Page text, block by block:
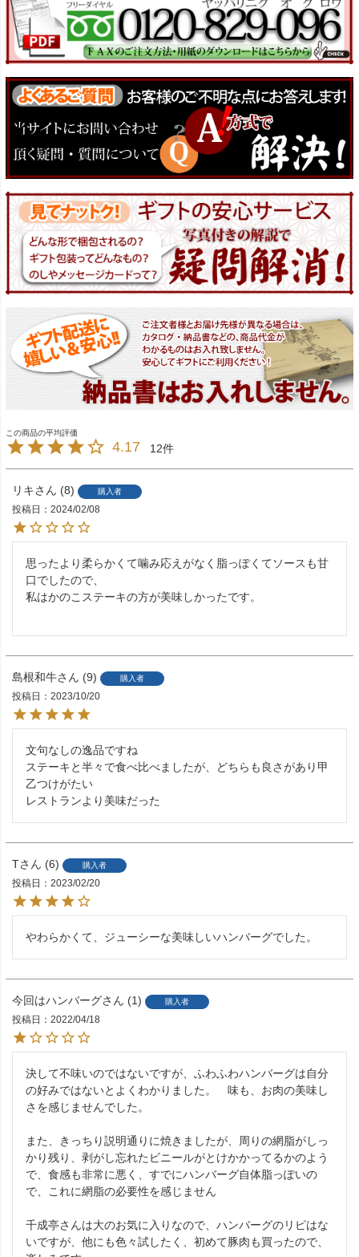
4.17 12
リキ 8 購入者
投稿日 2024/02/08
思ったより柔らかくて噛み応えがなく脂っぽくてソースも甘
口でしたので、
私はかのこステーキの方が美味しかったです。
島根和牛 9 購入者
投稿日 2023/10/20
文句なしの逸品ですね
ステーキと半々で食べ比べましたが、どちらも良さがあり甲
乙つけがたい
T 6 購入者
投稿日 2023/02/20
やわらかくて、ジューシーな美味しいハンバーグでした。
今回はハンバーグ 1 購入者
投稿日 2022/04/18
決して不味いのではないですが、ふわふわハンバーグは自分
の好みではないとよくわかりました。　味も、お肉の美味し
さを感じませんでした。
また、きっちり説明通りに焼きましたが、周りの網脂がしっ
かり残り、剥がし忘れたビニールがとけかかってるかのよう
で、食感も非常に悪く、すでにハンバーグ自体脂っぽいの
で、これに網脂の必要性を感じません
千成亭さんは大のお気に入りなので、ハンバーグのリピはな
いですが、他にも色々試したく、初めて豚肉も買ったので、